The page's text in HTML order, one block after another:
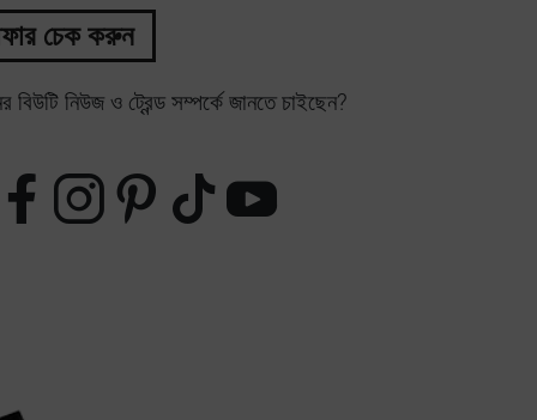
চেক করুন
নিউজ ও ট্রেন্ড সম্পর্কে জানতে চাইছেন?